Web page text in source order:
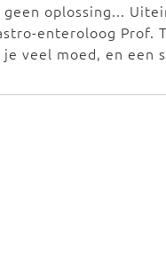
oplossing...
enteroloog Prof.
veel moed, en een